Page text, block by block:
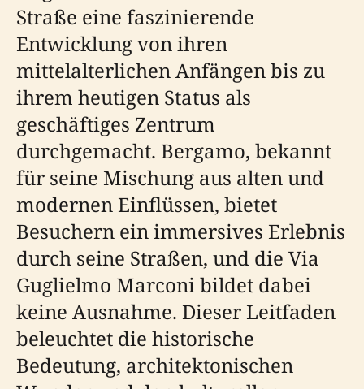
Straße eine faszinierende
Entwicklung von ihren
mittelalterlichen Anfängen bis zu
ihrem heutigen Status als
geschäftiges Zentrum
durchgemacht. Bergamo, bekannt
für seine Mischung aus alten und
modernen Einflüssen, bietet
Besuchern ein immersives Erlebnis
durch seine Straßen, und die Via
Guglielmo Marconi bildet dabei
keine Ausnahme. Dieser Leitfaden
beleuchtet die historische
Bedeutung, architektonischen